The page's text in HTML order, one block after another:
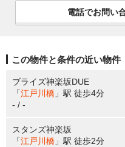
電話でお問い
この物件と条件の近い物件
ブライズ神楽坂DUE
「江戸川橋 」駅 徒歩4分
- / -
スタンズ神楽坂
「江戸川橋 」駅 徒歩2分